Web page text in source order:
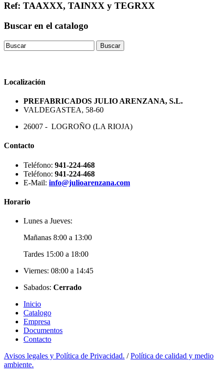
Ref: TAAXXX, TAINXX y TEGRXX
Buscar en el catalogo
Localización
PREFABRICADOS JULIO ARENZANA, S.L.
VALDEGASTEA, 58-60
26007 - LOGROÑO (LA RIOJA)
Contacto
Teléfono: 941-224-468
Teléfono: 941-224-468
E-Mail: info@julioarenzana.com
Horario
Lunes a Jueves:
Mañanas 8:00 a 13:00
Tardes 15:00 a 18:00
Viernes: 08:00 a 14:45
Sabados: Cerrado
Inicio
Catalogo
Empresa
Documentos
Contacto
Avisos legales y Política de Privacidad. /Política de calidad y medio
ambiente.